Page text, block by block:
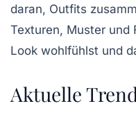
daran, Outfits
Texturen, Muster und
Look wohlfühlst und
Aktuelle